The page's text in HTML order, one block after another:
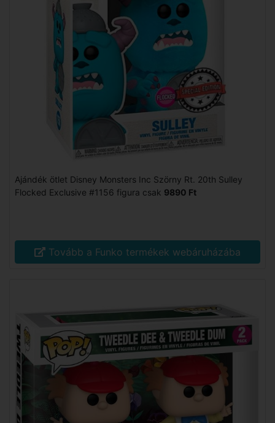
Ajándék ötlet Disney Monsters Inc Szörny Rt. 20th Sulley
Flocked Exclusive #1156 figura csak 9890 Ft
Tovább a Funko termékek webáruházába